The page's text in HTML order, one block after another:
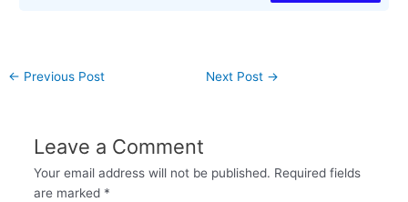
← Previous Post Next Post →
Leave a Comment
Your email address will not be published. Required fields
are marked *